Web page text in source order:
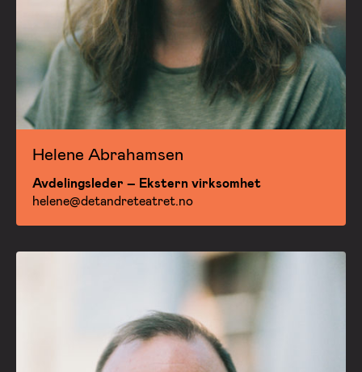
Helene Abrahamsen
Avdelingsleder – Ekstern virksomhet
helene@detandreteatret.no